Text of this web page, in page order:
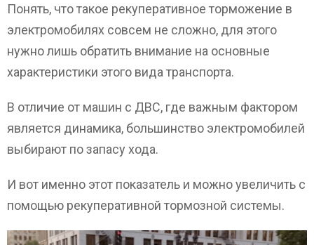
Понять, что такое рекуперативное торможение в
электромобилях совсем не сложно, для этого
нужно лишь обратить внимание на основные
характеристики этого вида транспорта.
В отличие от машин с ДВС, где важным фактором
является динамика, большинство электромобилей
выбирают по запасу хода.
И вот именно этот показатель и можно увеличить с
помощью рекуперативной тормозной системы.